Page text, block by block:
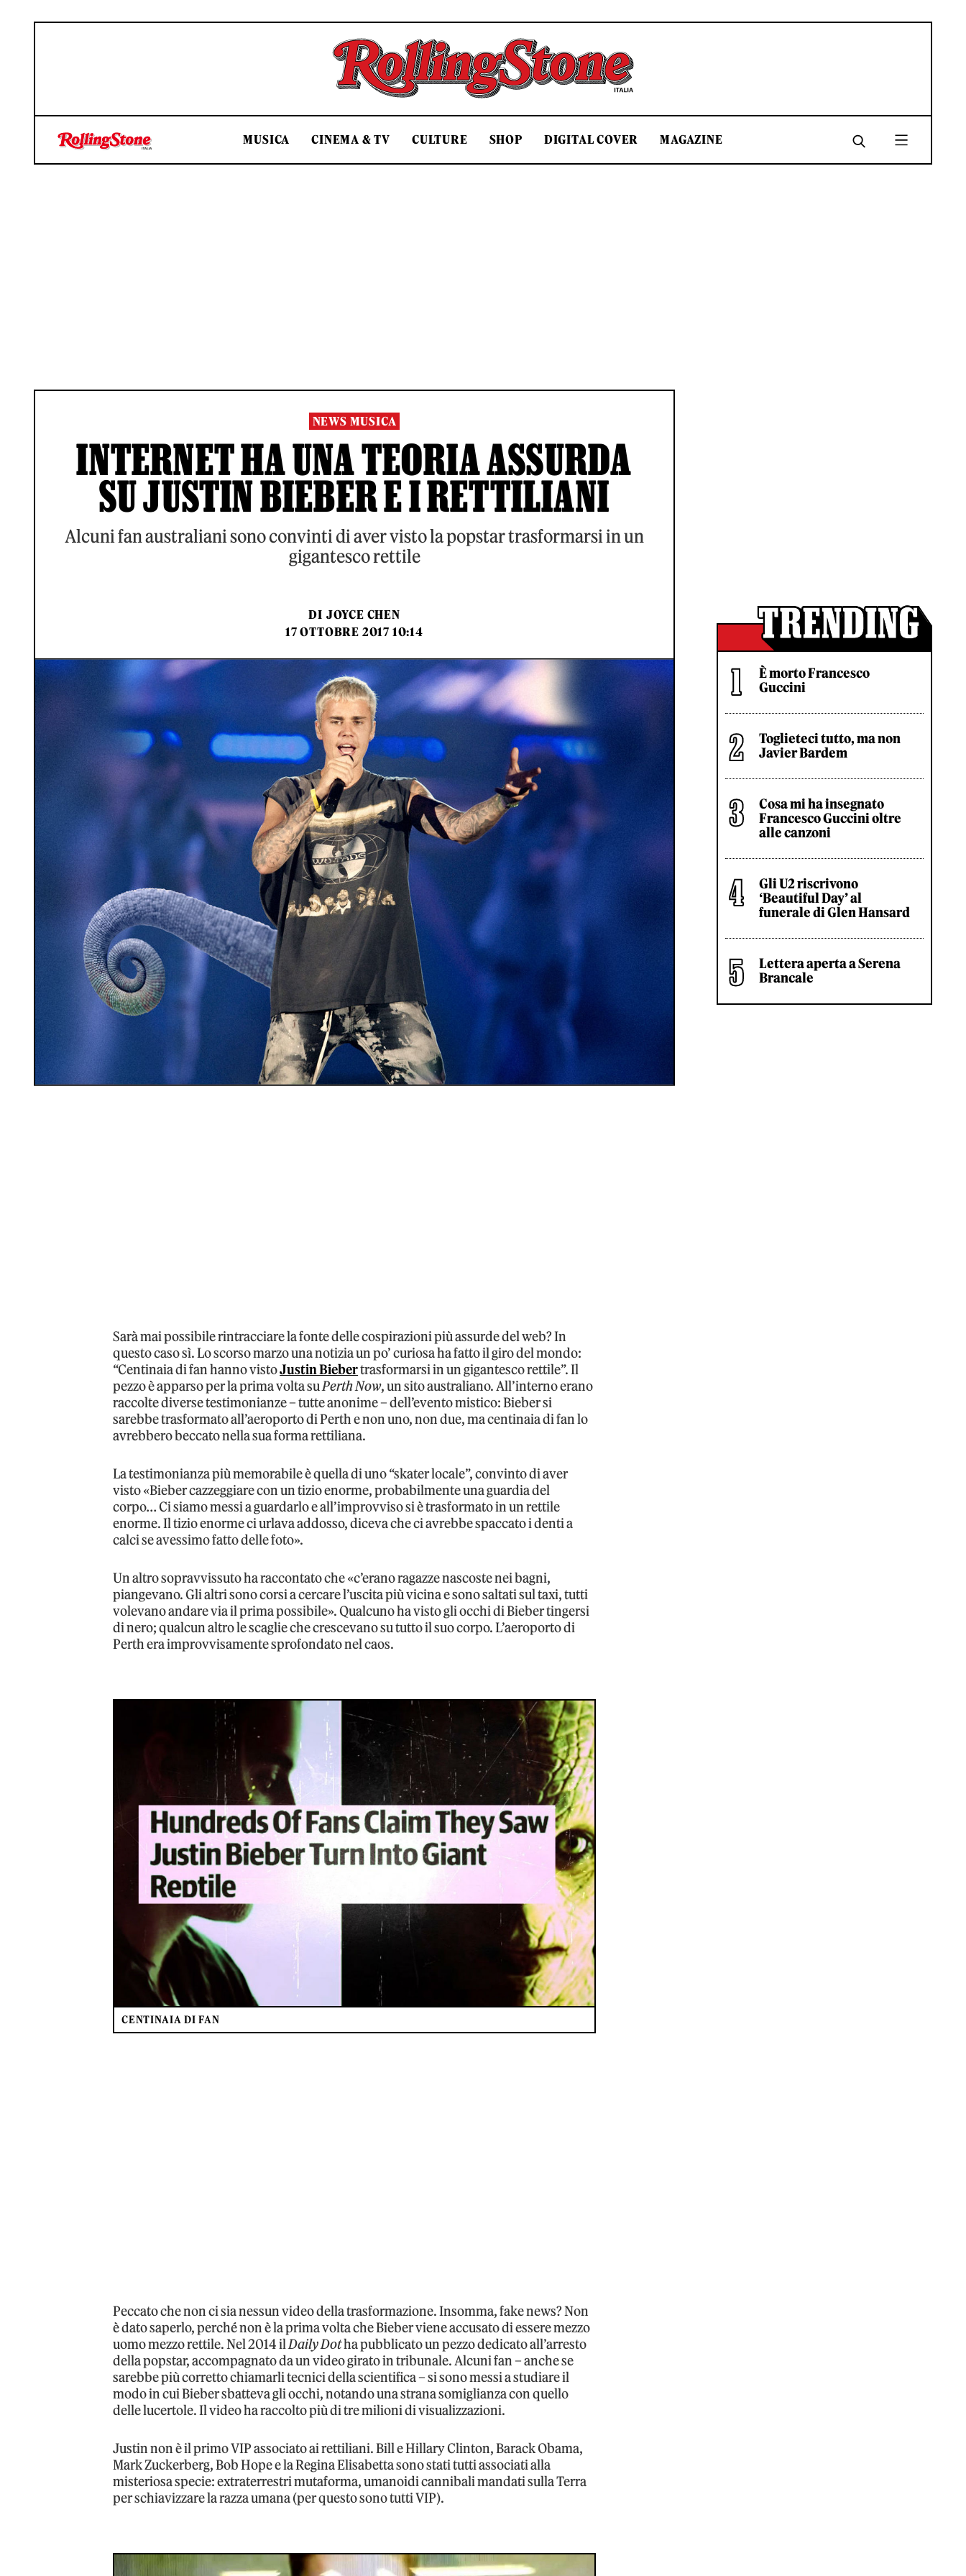
Rolling Stone Italia
MUSICA CINEMA & TV CULTURE SHOP DIGITAL COVER MAGAZINE
NEWS MUSICA
INTERNET HA UNA TEORIA ASSURDA
SU JUSTIN BIEBER E I RETTILIANI
Alcuni fan australiani sono convinti di aver visto la popstar trasformarsi in un
gigantesco rettile
DI JOYCE CHEN
17 OTTOBRE 2017 10:14
Sarà mai possibile rintracciare la fonte delle cospirazioni più assurde del web? In
questo caso sì. Lo scorso marzo una notizia un po’ curiosa ha fatto il giro del mondo:
“Centinaia di fan hanno vistoJustin Biebertrasformarsi in un gigantesco rettile”. Il
pezzo è apparso per la prima volta suPerth Now, un sito australiano. All’interno erano
raccolte diverse testimonianze – tutte anonime – dell’evento mistico: Bieber si
sarebbe trasformato all’aeroporto di Perth e non uno, non due, ma centinaia di fan lo
avrebbero beccato nella sua forma rettiliana.
La testimonianza più memorabile è quella di uno “skater locale”, convinto di aver
visto «Bieber cazzeggiare con un tizio enorme, probabilmente una guardia del
corpo… Ci siamo messi a guardarlo e all’improvviso si è trasformato in un rettile
enorme. Il tizio enorme ci urlava addosso, diceva che ci avrebbe spaccato i denti a
calci se avessimo fatto delle foto».
Un altro sopravvissuto ha raccontato che «c’erano ragazze nascoste nei bagni,
piangevano. Gli altri sono corsi a cercare l’uscita più vicina e sono saltati sul taxi, tutti
volevano andare via il prima possibile». Qualcuno ha visto gli occhi di Bieber tingersi
di nero; qualcun altro le scaglie che crescevano su tutto il suo corpo. L’aeroporto di
Perth era improvvisamente sprofondato nel caos.
CENTINAIA DI FAN
Peccato che non ci sia nessun video della trasformazione. Insomma, fake news? Non
è dato saperlo, perché non è la prima volta che Bieber viene accusato di essere mezzo
uomo mezzo rettile. Nel 2014 ilDaily Dotha pubblicato un pezzo dedicato all’arresto
della popstar, accompagnato da un video girato in tribunale. Alcuni fan – anche se
sarebbe più corretto chiamarli tecnici della scientifica – si sono messi a studiare il
modo in cui Bieber sbatteva gli occhi, notando una strana somiglianza con quello
delle lucertole. Il video ha raccolto più di tre milioni di visualizzazioni.
Justin non è il primo VIP associato ai rettiliani. Bill e Hillary Clinton, Barack Obama,
Mark Zuckerberg, Bob Hope e la Regina Elisabetta sono stati tutti associati alla
misteriosa specie: extraterrestri mutaforma, umanoidi cannibali mandati sulla Terra
per schiavizzare la razza umana (per questo sono tutti VIP).
È morto Francesco
Guccini
Toglieteci tutto, ma non
Javier Bardem
Cosa mi ha insegnato
Francesco Guccini oltre
alle canzoni
Gli U2 riscrivono
‘Beautiful Day’ al
funerale di Glen Hansard
Lettera aperta a Serena
Brancale